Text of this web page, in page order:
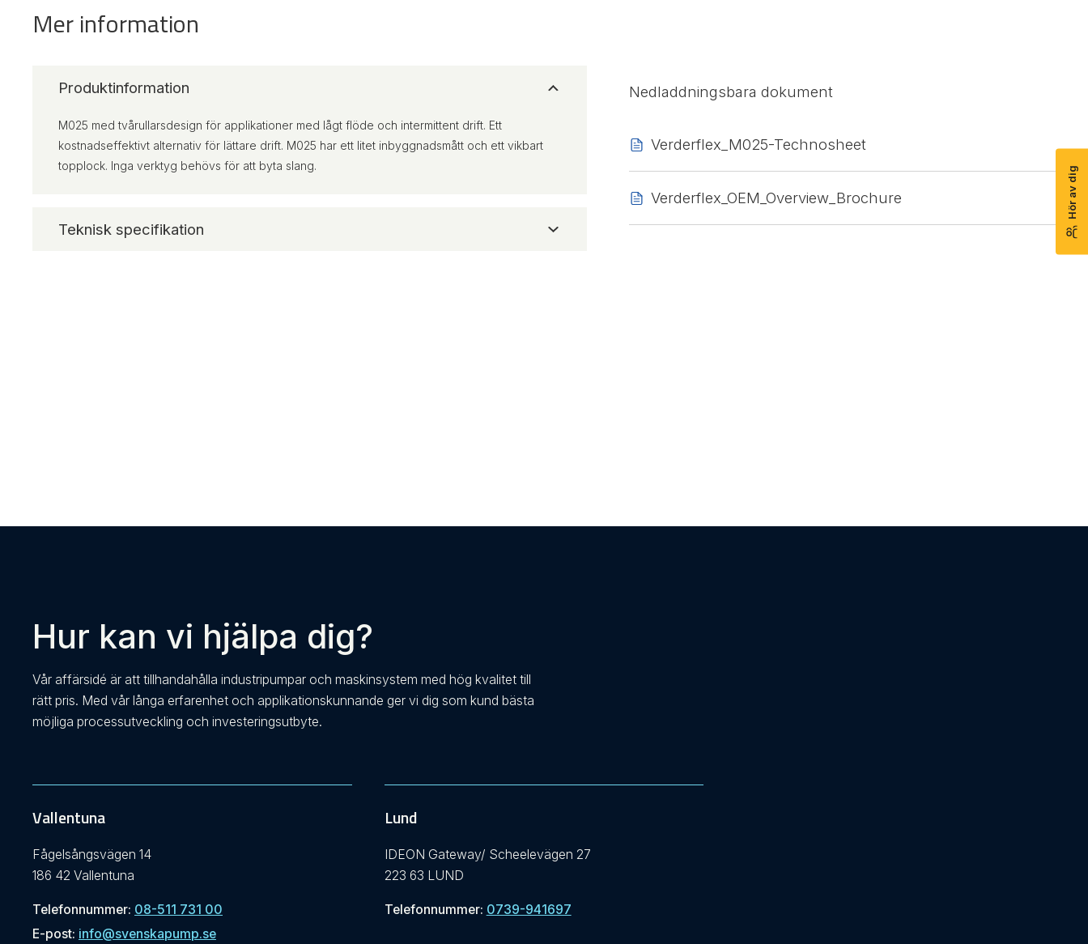
Hör av dig
Mer information
Produktinformation
M025 med tvårullarsdesign för applikationer med lågt flöde och intermittent drift. Ett
kostnadseffektivt alternativ för lättare drift. M025 har ett litet inbyggnadsmått och ett vikbart
topplock. Inga verktyg behövs för att byta slang.
Teknisk specifikation
Nedladdningsbara dokument
Verderflex_M025-Technosheet
Verderflex_OEM_Overview_Brochure
Hur kan vi hjälpa dig?
Vår affärsidé är att tillhandahålla industripumpar och maskinsystem med hög kvalitet till
rätt pris. Med vår långa erfarenhet och applikationskunnande ger vi dig som kund bästa
möjliga processutveckling och investeringsutbyte.
Vallentuna
Fågelsångsvägen 14
186 42 Vallentuna
Telefonnummer: 08-511 731 00
E-post: info@svenskapump.se
Lund
IDEON Gateway/ Scheelevägen 27
223 63 LUND
Telefonnummer: 0739-941697